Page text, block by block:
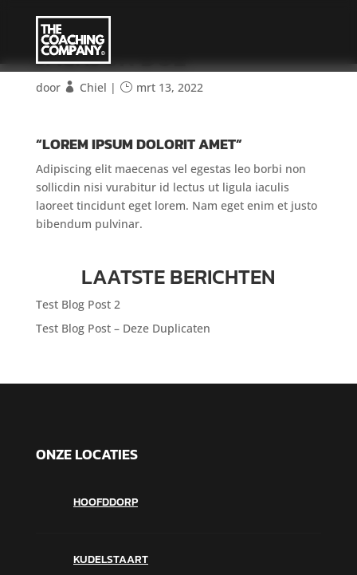
JACKSON DOE
door Chiel | mrt 13, 2022
“LOREM IPSUM DOLORIT AMET”
Adipiscing elit maecenas vel egestas leo borbi non
sollicdin nisi vurabitur id lectus ut ligula iaculis
laoreet tincidunt eget lorem. Nam eget enim et justo
bibendum pulvinar.
LAATSTE BERICHTEN
Test Blog Post 2
Test Blog Post – Deze Duplicaten
ONZE LOCATIES
HOOFDDORP
KUDELSTAART